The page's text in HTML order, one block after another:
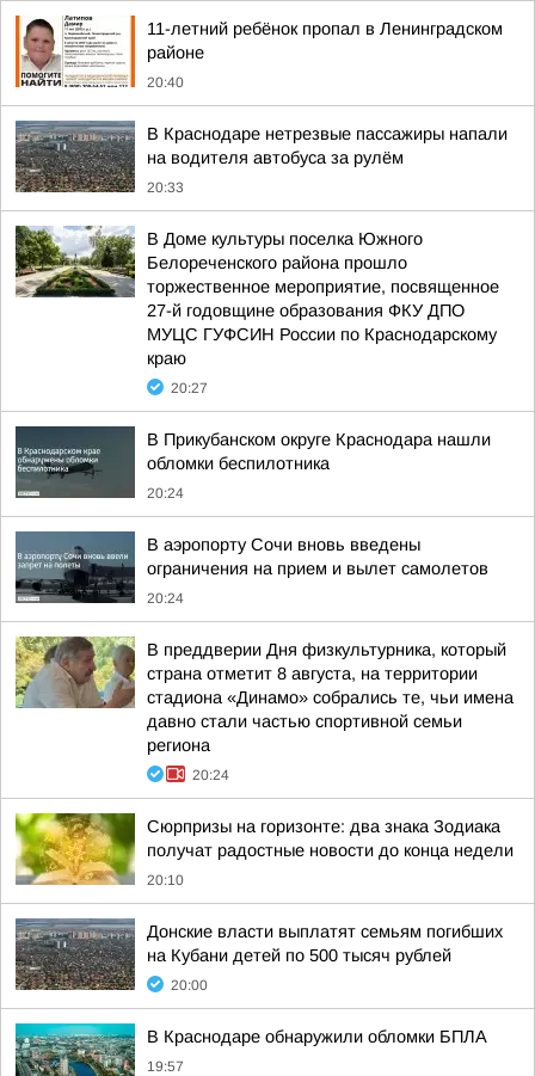
11-летний ребёнок пропал в Ленинградском
районе
20:40
В Краснодаре нетрезвые пассажиры напали
на водителя автобуса за рулём
20:33
В Доме культуры поселка Южного
Белореченского района прошло
торжественное мероприятие, посвященное
27-й годовщине образования ФКУ ДПО
МУЦС ГУФСИН России по Краснодарскому
краю
20:27
В Прикубанском округе Краснодара нашли
обломки беспилотника
20:24
В аэропорту Сочи вновь введены
ограничения на прием и вылет самолетов
20:24
В преддверии Дня физкультурника, который
страна отметит 8 августа, на территории
стадиона «Динамо» собрались те, чьи имена
давно стали частью спортивной семьи
региона
20:24
Сюрпризы на горизонте: два знака Зодиака
получат радостные новости до конца недели
20:10
Донские власти выплатят семьям погибших
на Кубани детей по 500 тысяч рублей
20:00
В Краснодаре обнаружили обломки БПЛА
19:57